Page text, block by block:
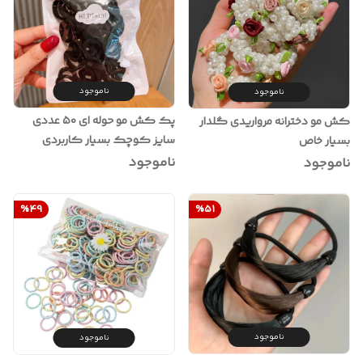
ناموجود
کش مو دخترانه مرواریدی گلدار
بسیار خاص
ناموجود
ناموجود
پک کش مو حوله ای ۵۰ عددی
سایز کوچک بسیار کاربردی
ناموجود
%51
ناموجود
%49
ناموجود